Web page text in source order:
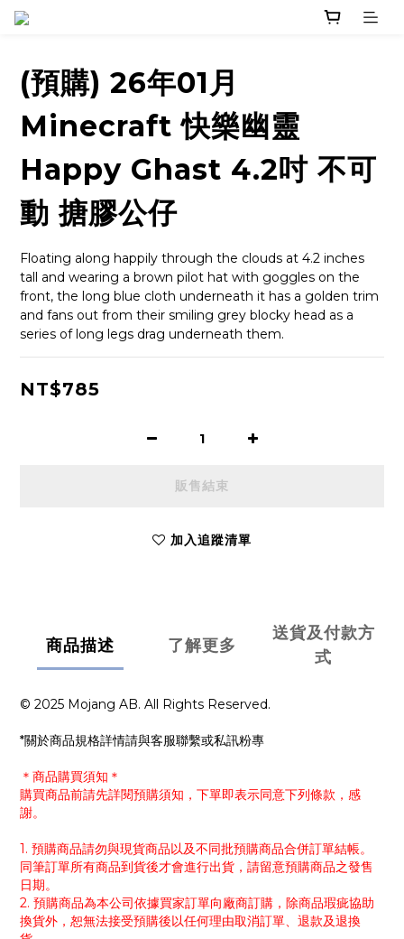
(預購) 26年01月
Minecraft 快樂幽靈
Happy Ghast 4.2吋 不可
動 搪膠公仔
Floating along happily through the clouds at 4.2 inches
tall and wearing a brown pilot hat with goggles on the
front, the long blue cloth underneath it has a golden trim
and fans out from their smiling grey blocky head as a
series of long legs drag underneath them.
NT$785
販售結束
加入追蹤清單
商品描述 了解更多
送貨及付款方
式
© 2025 Mojang AB. All Rights Reserved.
*關於商品規格詳情請與客服聯繫或私訊粉專
＊商品購買須知＊
購買商品前請先詳閱預購須知，下單即表示同意下列條款，感
謝。
1. 預購商品請勿與現貨商品以及不同批預購商品合併訂單結帳。
同筆訂單所有商品到貨後才會進行出貨，請留意預購商品之發售
日期。
2. 預購商品為本公司依據買家訂單向廠商訂購，除商品瑕疵協助
換貨外，恕無法接受預購後以任何理由取消訂單、退款及退換